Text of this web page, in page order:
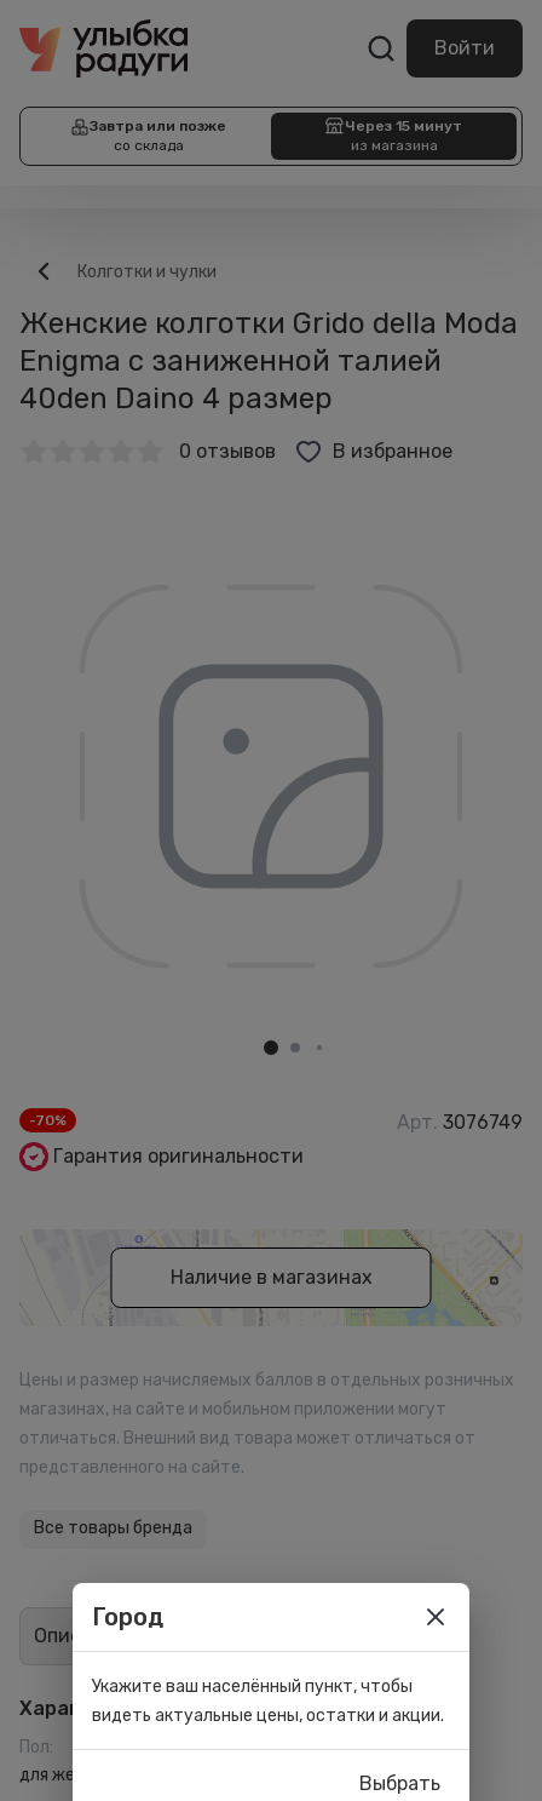
Войти
Завтра или позже
со склада
Через 15 минут
из магазина
Колготки и чулки
Женские колготки Grido della Moda
Enigma с заниженной талией
40den Daino 4 размер
0 отзывов В избранное
-70% Арт. 3076749
Гарантия оригинальности
Наличие в магазинах
Цены и размер начисляемых баллов в отдельных розничных
магазинах, на сайте и мобильном приложении могут
отличаться. Внешний вид товара может отличаться от
представленного на сайте.
Все товары бренда
Описание Отзывы
Характеристики
Пол:
для женщин
Город
Укажите ваш населённый пункт, чтобы
видеть актуальные цены, остатки и акции.
Выбрать